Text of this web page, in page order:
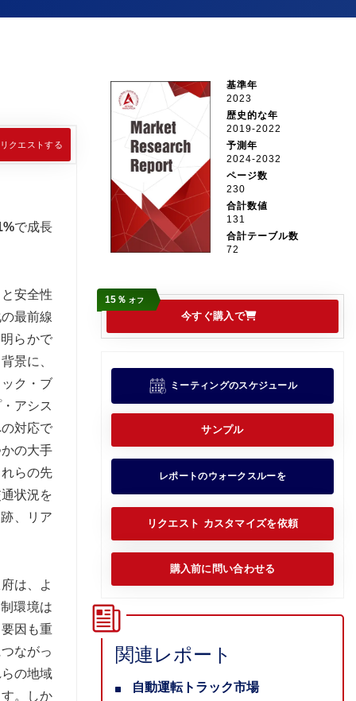
クエストする
で成長
安全性
最前線
らかで
景に、
ク・ブ
アシス
対応で
の大手
らの先
状況を
、リア
は、よ
環境は
因も重
ながっ
の地域
。しか
基準年
2023
歴史的な年
2019-2022
予測年
2024-2032
ページ数
230
合計数値
131
合計テーブル数
72
今すぐ購入で
15％ オフ
ミーティングのスケジュール
サンプル
レポートのウォークスルーを
リクエスト カスタマイズを依頼
購入前に問い合わせる
関連レポート
自動運転トラック市場